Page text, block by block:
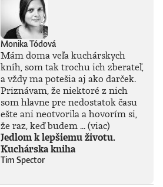
Monika Tódová
Mám doma veľa kuchárskych
kníh, som tak trochu ich zberateľ,
a vždy ma potešia aj ako darček.
Priznávam, že niektoré z nich
som hlavne pre nedostatok času
ešte ani neotvorila a hovorím si,
že raz, keď budem ...(viac)
Jedlom k lepšiemu životu.
Kuchárska kniha
Tim Spector